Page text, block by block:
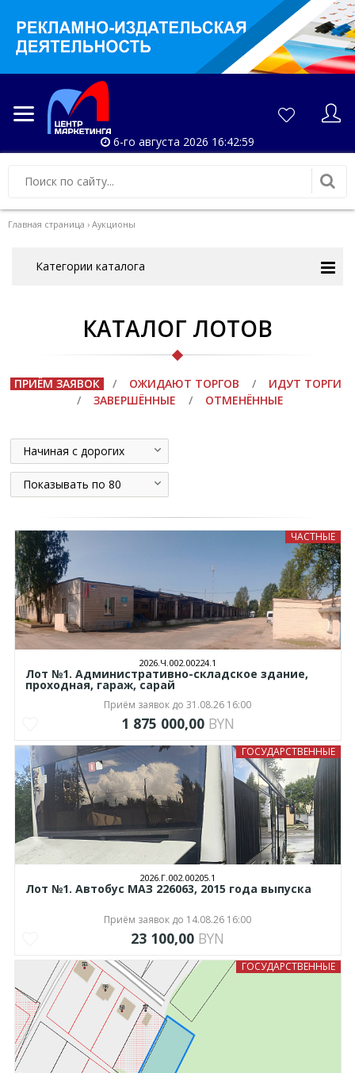
6-го августа 2026 16:43:00
Главная страница › Аукционы
Категории каталога
КАТАЛОГ ЛОТОВ
ПРИЁМ ЗАЯВОК / ОЖИДАЮТ ТОРГОВ /
ИДУТ ТОРГИ
/
ЗАВЕРШЁННЫЕ / ОТМЕНЁННЫЕ
Начиная с дорогих
Показывать по 80
ЧАСТНЫЕ
2026.Ч.002.00224.1
Лот №1. Административно-складское здание,
проходная, гараж, сарай
Приём заявок до 31.08.26 16:00
1 875 000,00 BYN
ГОСУДАРСТВЕННЫЕ
2026.Г.002.00205.1
Лот №1. Автобус МАЗ 226063, 2015 года выпуска
Приём заявок до 14.08.26 16:00
23 100,00 BYN
ГОСУДАРСТВЕННЫЕ